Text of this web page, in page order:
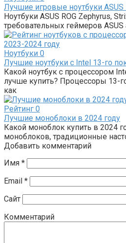
Лучшие игровые ноутбуки ASUS
Ноутбуки ASUS ROG Zephyrus,
требовательных геймеров ASUS
Ноутбуки 0
Лучшие ноутбуки с Intel 13-го
Какой ноутбук с процессором
лучше купить? Процессоры 13-
как
Рейтинг 0
Лучшие моноблоки в 2024 году
Какой моноблок купить в 2024
моноблоков, традиционные
Добавить комментарий
Имя *
Email *
Сайт
Комментарий